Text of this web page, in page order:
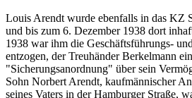
Louis Arendt wurde ebenfalls in das KZ
und bis zum 6. Dezember 1938 dort
1938 war ihm die Geschäftsführungs-
entzogen, der Treuhänder Berkelmann
"Sicherungsanordnung" über sein
Sohn Norbert Arendt, kaufmännischer
seines Vaters in der Hamburger Straße,